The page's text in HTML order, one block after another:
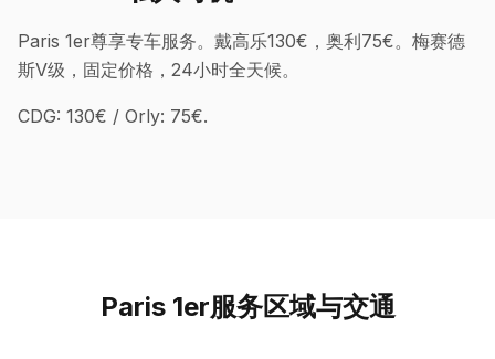
Paris 1er尊享专车服务。戴高乐130€，奥利75€。梅赛德
斯V级，固定价格，24小时全天候。
CDG: 130€ / Orly: 75€.
Paris 1er服务区域与交通